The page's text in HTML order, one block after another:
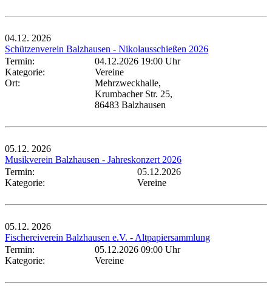
04.12. 2026
Schützenverein Balzhausen - Nikolausschießen 2026
Termin:
04.12.2026 19:00 Uhr
Kategorie:
Vereine
Ort:
Mehrzweckhalle,
Krumbacher Str. 25,
86483 Balzhausen
05.12. 2026
Musikverein Balzhausen - Jahreskonzert 2026
Termin:
05.12.2026
Kategorie:
Vereine
05.12. 2026
Fischereiverein Balzhausen e.V. - Altpapiersammlung
Termin:
05.12.2026 09:00 Uhr
Kategorie:
Vereine